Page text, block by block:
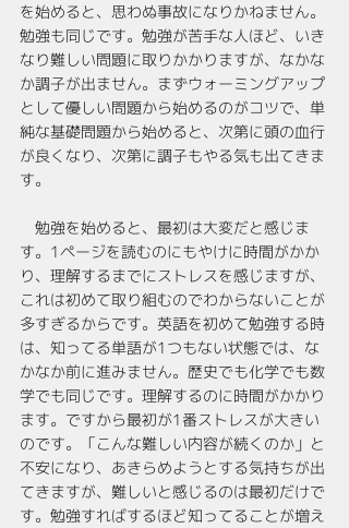
を始めると、思わぬ事故になりかねません。
勉強も同じです。勉強が苦手な人ほど、いき
なり難しい問題に取りかかりますが、なかな
か調子が出ません。まずウォーミングアップ
として優しい問題から始めるのがコツで、単
純な基礎問題から始めると、次第に頭の血行
が良くなり、次第に調子もやる気も出てきま
す。
勉強を始めると、最初は大変だと感じま
す。1ページを読むのにもやけに時間がかか
り、理解するまでにストレスを感じますが、
これは初めて取り組むのでわからないことが
多すぎるからです。英語を初めて勉強する時
は、知ってる単語が1つもない状態では、な
かなか前に進みません。歴史でも化学でも数
学でも同じです。理解するのに時間がかかり
ます。ですから最初が1番ストレスが大きい
のです。「こんな難しい内容が続くのか」と
不安になり、あきらめようとする気持ちが出
てきますが、難しいと感じるのは最初だけで
す。勉強すればするほど知ってることが増え